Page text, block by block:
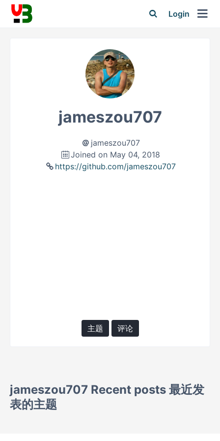
Login
jameszou707
jameszou707
Joined on May 04, 2018
https://github.com/jameszou707
主题 评论
jameszou707 Recent posts 最近发
表的主题